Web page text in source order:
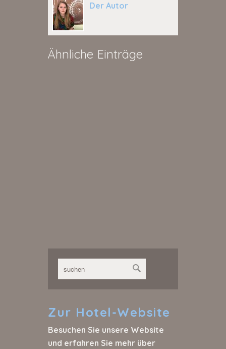
Der Autor
Ähnliche Einträge
Zur Hotel-Website
Besuchen Sie unsere Website
und erfahren Sie mehr über